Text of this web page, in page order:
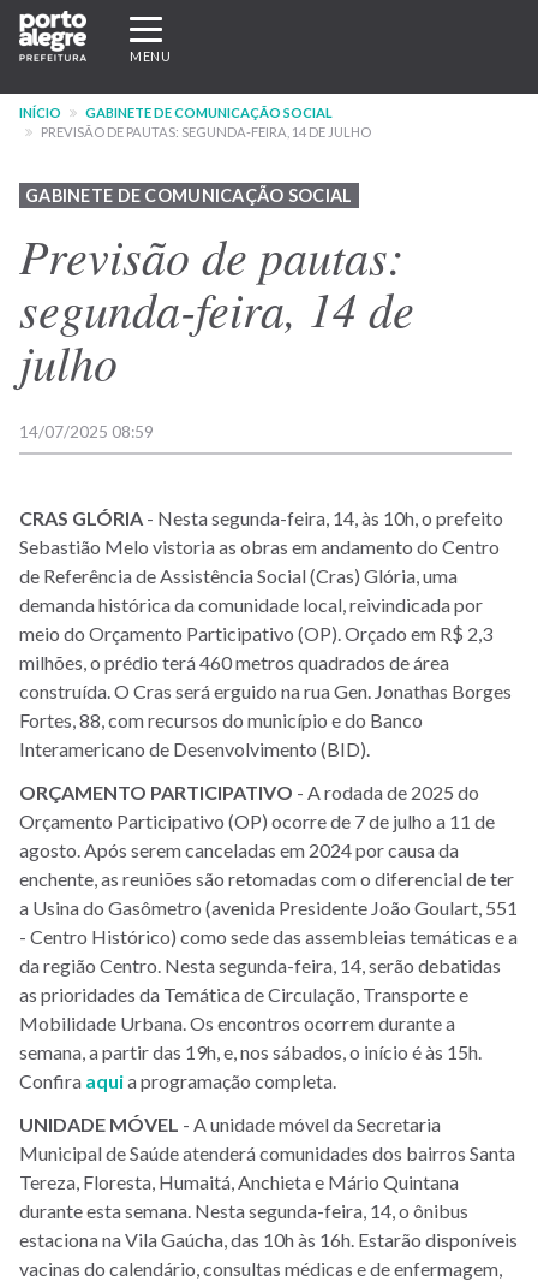
Pular
para
conteúdo
principal
Expandir/recolher
navegação
MENU
INÍCIO
GABINETE DE COMUNICAÇÃO SOCIAL
PREVISÃO DE PAUTAS: SEGUNDA-FEIRA, 14 DE JULHO
GABINETE DE COMUNICAÇÃO SOCIAL
Previsão de pautas:
segunda-feira, 14 de
julho
14/07/2025 08:59
CRAS GLÓRIA - Nesta segunda-feira, 14, às 10h, o prefeito
Sebastião Melo vistoria as obras em andamento do Centro
de Referência de Assistência Social (Cras) Glória, uma
demanda histórica da comunidade local, reivindicada por
meio do Orçamento Participativo (OP). Orçado em R$ 2,3
milhões, o prédio terá 460 metros quadrados de área
construída. O Cras será erguido na rua Gen. Jonathas Borges
Fortes, 88, com recursos do município e do Banco
Interamericano de Desenvolvimento (BID).
ORÇAMENTO PARTICIPATIVO - A rodada de 2025 do
Orçamento Participativo (OP) ocorre de 7 de julho a 11 de
agosto. Após serem canceladas em 2024 por causa da
enchente, as reuniões são retomadas com o diferencial de ter
a Usina do Gasômetro (avenida Presidente João Goulart, 551
- Centro Histórico) como sede das assembleias temáticas e a
da região Centro. Nesta segunda-feira, 14, serão debatidas
as prioridades da Temática de Circulação, Transporte e
Mobilidade Urbana. Os encontros ocorrem durante a
semana, a partir das 19h, e, nos sábados, o início é às 15h.
Confira aquia programação completa.
UNIDADE MÓVEL - A unidade móvel da Secretaria
Municipal de Saúde atenderá comunidades dos bairros Santa
Tereza, Floresta, Humaitá, Anchieta e Mário Quintana
durante esta semana. Nesta segunda-feira, 14, o ônibus
estaciona na Vila Gaúcha, das 10h às 16h. Estarão disponíveis
vacinas do calendário, consultas médicas e de enfermagem,